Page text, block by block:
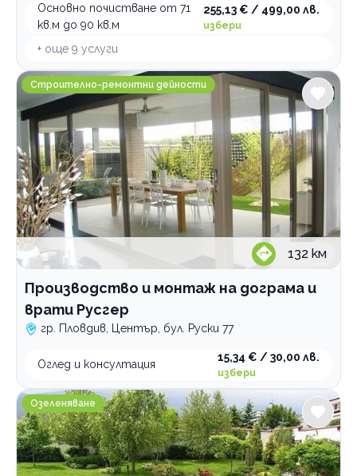
Основно почистване от 71
кв.м до 90 кв.м
255,13 € / 499,00 лв.
избери
+ още 9 услуги
Производство и монтаж на дограма и врати Русгер
Строително-ремонтни дейности
132 км
Производство и монтаж на дограма и
врати Русгер
гр. Пловдив, Център, бул. Руски 77
Оглед и консултация
15,34 € / 30,00 лв.
избери
Солитер ландшафтна архитектура
Озеленяване